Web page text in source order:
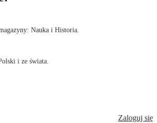
Nauka i Historia.
i ze świata.
Zaloguj się